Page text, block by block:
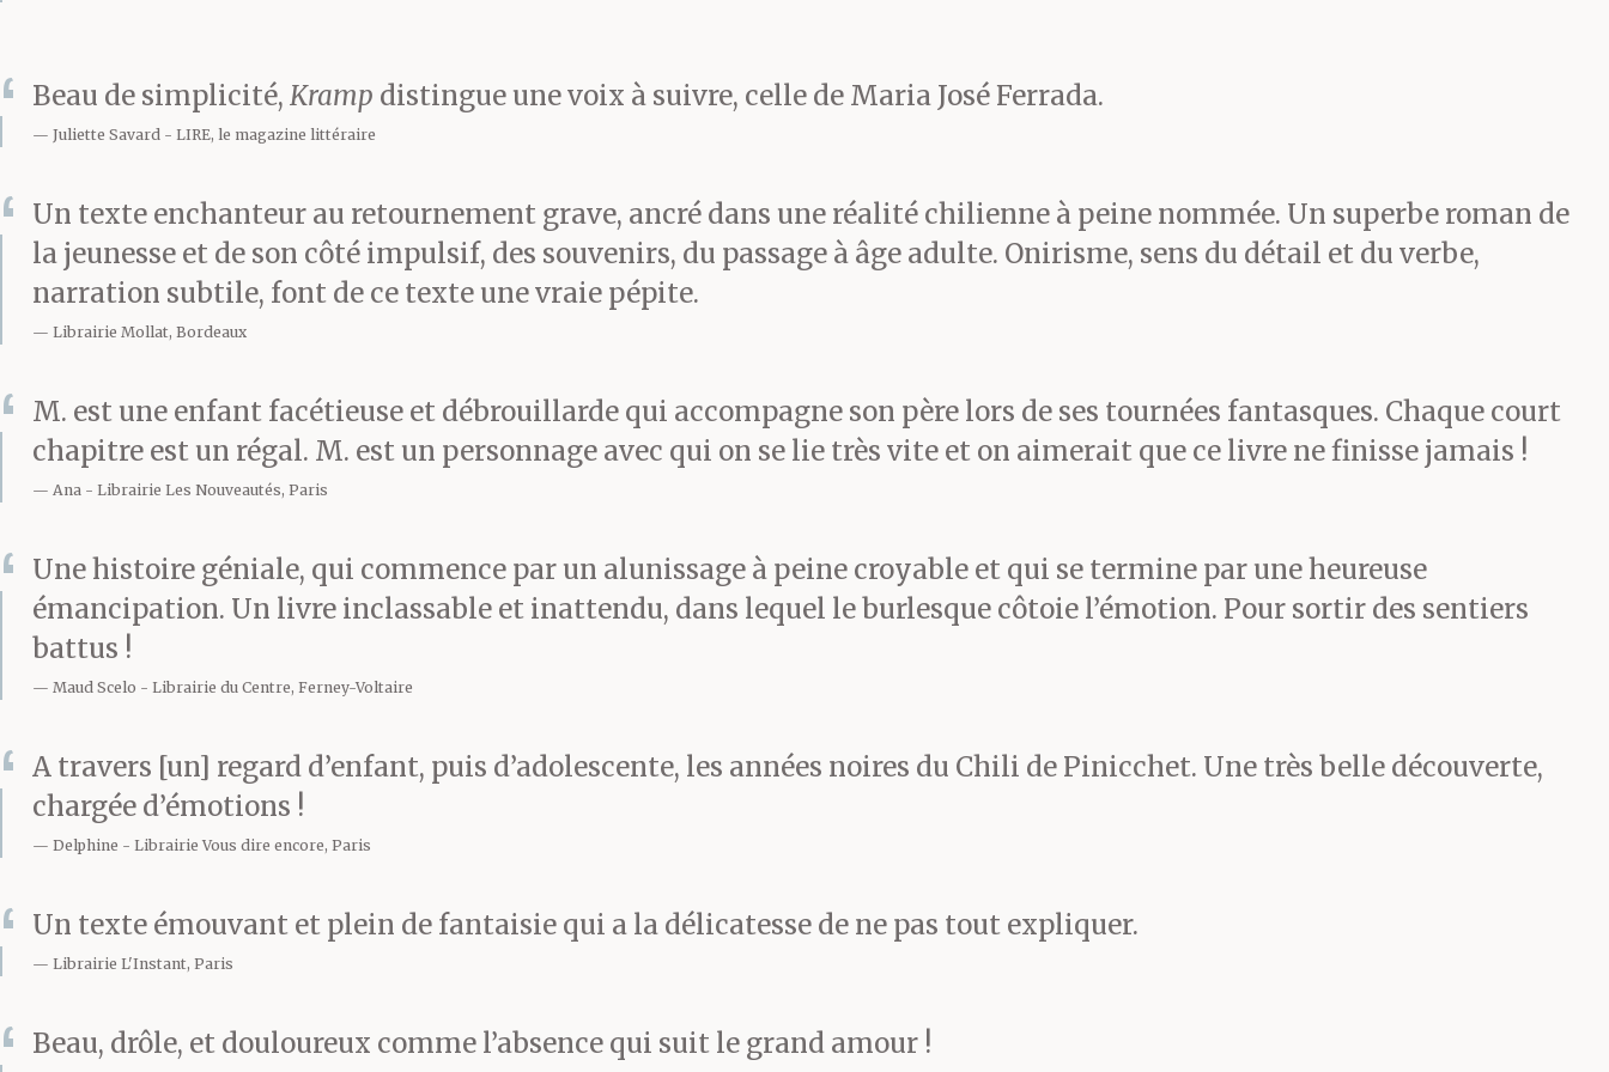
il est donc entré dans la quincaillerie avec les
chaussures les mieux cirées jamais vues dans
l’histoire de la ville pour proposer les produits
Kramp au gérant. Clous, scies, marteaux, poignées
de revenir la semaine suivante.
serviette : toute vie comporte son alunissage.
Plus tard, lorsque D a raconté à son père que
Beau de simplicité, Kramp distingue une voix à suivre, celle de Maria José Ferrada.
Juliette Savard LIRE, le magazine littéraire
Un texte enchanteur au retournement grave, ancré dans une réalité chilienne à peine nommée. Un superbe roman de
la jeunesse et de son côté impulsif, des souvenirs, du passage à âge adulte. Onirisme, sens du détail et du verbe,
narration subtile, font de ce texte une vraie pépite.
Librairie Mollat, Bordeaux
M. est une enfant facétieuse et débrouillarde qui accompagne son père lors de ses tournées fantasques. Chaque court
chapitre est un régal. M. est un personnage avec qui on se lie très vite et on aimerait que ce livre ne finisse jamais !
Ana Librairie Les Nouveautés, Paris
Une histoire géniale, qui commence par un alunissage à peine croyable et qui se termine par une heureuse
émancipation. Un livre inclassable et inattendu, dans lequel le burlesque côtoie l’émotion. Pour sortir des sentiers
battus !
Maud Scelo Librairie du Centre, Ferney-Voltaire
A travers [un] regard d’enfant, puis d’adolescente, les années noires du Chili de Pinicchet. Une très belle découverte,
chargée d’émotions !
Delphine Librairie Vous dire encore, Paris
Un texte émouvant et plein de fantaisie qui a la délicatesse de ne pas tout expliquer.
Librairie L'Instant, Paris
Beau, drôle, et douloureux comme l’absence qui suit le grand amour !